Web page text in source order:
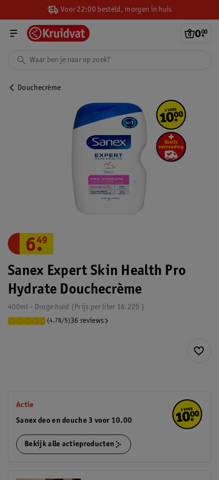
Voor 22:00 besteld, morgen in huis
0.
00
Douchecrème
Sanex Expert Skin Health Pro
Hydrate Douchecrème
400ml - Droge huid 16.225
Prijs per liter
(4.78/5)36 reviews
6.
49
Actie
Sanex deo en douche 3 voor 10.00
Bekijk alle actieproducten